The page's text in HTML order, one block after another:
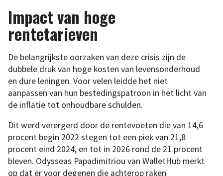
Impact van hoge
rentetarieven
De belangrijkste oorzaken van deze crisis zijn de
dubbele druk van hoge kosten van levensonderhoud
en dure leningen. Voor velen leidde het niet
aanpassen van hun bestedingspatroon in het licht van
de inflatie tot onhoudbare schulden.
Dit werd verergerd door de rentevoeten die van 14,6
procent begin 2022 stegen tot een piek van 21,8
procent eind 2024, en tot in 2026 rond de 21 procent
bleven. Odysseas Papadimitriou van WalletHub merkt
op dat er voor degenen die achterop raken